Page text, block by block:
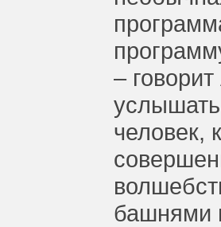
–
человек,
башнями